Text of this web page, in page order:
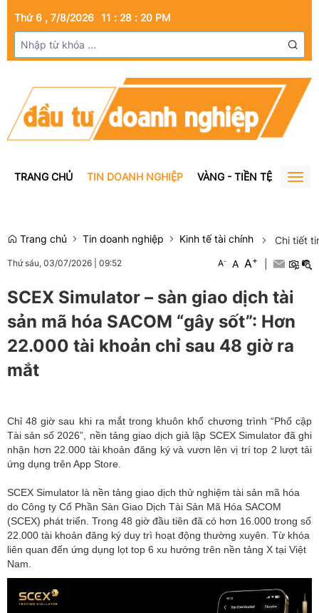
Thứ 6 , 7/8/2026 11 : 28 : 20 PM
TRANG CHỦ TIN DOANH NGHIỆP VÀNG - TIỀN TỆ BẤT
Trang chủ Tin doanh nghiệp Kinh tế tài chính Chi tiết
Thứ sáu, 03/07/2026 09:52 A- A A+
sản mã hóa SACOM “gây sốt”: Hơn
22.000 tài khoản chỉ sau 48 giờ ra
Tài sản số 2026”, nền tảng giao dịch giả lập SCEX Simulator đã ghi
nhận hơn 22.000 tài khoản đăng ký và vươn lên vị trí top 2 lượt tải
do Công ty Cổ Phần Sàn Giao Dịch Tài Sản Mã Hóa SACOM
(SCEX) phát triển. Trong 48 giờ đầu tiên đã có hơn 16.000 trong số
22.000 tài khoản đăng ký duy trì hoạt động thường xuyên. Từ khóa
liên quan đến ứng dụng lọt top 6 xu hướng trên nền tảng X tại Việt